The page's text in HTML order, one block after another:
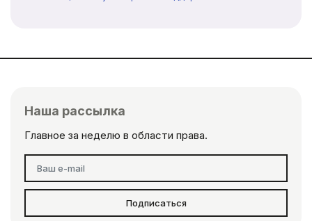
Наша рассылка
Главное за неделю в области права.
Подписаться